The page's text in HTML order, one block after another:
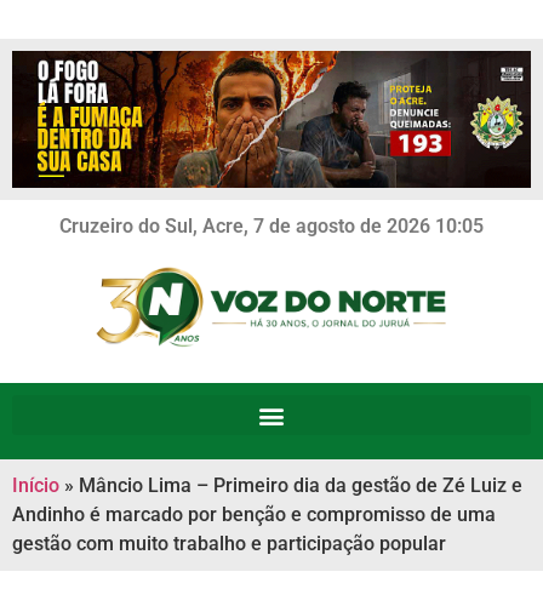
Cruzeiro do Sul, Acre, 7 de agosto de 2026 10:05
Início » Mâncio Lima – Primeiro dia da gestão de Zé Luiz e
Andinho é marcado por benção e compromisso de uma
gestão com muito trabalho e participação popular